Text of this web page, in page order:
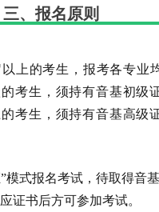
三、报名原则
上的考生，报考各专业
考生，须持有音基初级
考生，须持有音基高级
式报名考试，待取得音
证书后方可参加考试。